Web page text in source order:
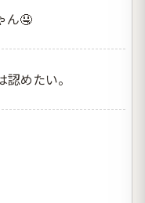
ん🤤
めたい。